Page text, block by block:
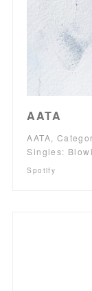
AATA
AATA,
Singles:
Spotify